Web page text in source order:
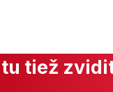
tiež